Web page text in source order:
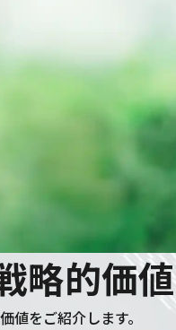
略的価値
をご紹介します。